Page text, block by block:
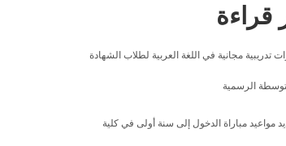
قراءة
تدريبية مجانية في اللغة العربية لطلاب الشهادة
الرسمية
مواعيد مباراة الدخول إلى سنة أولى في كلية